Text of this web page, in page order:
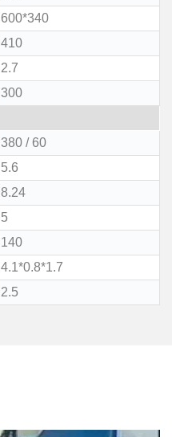
600*340
410
2.7
300
380 / 60
5.6
8.24
5
140
4.1*0.8*1.7
2.5